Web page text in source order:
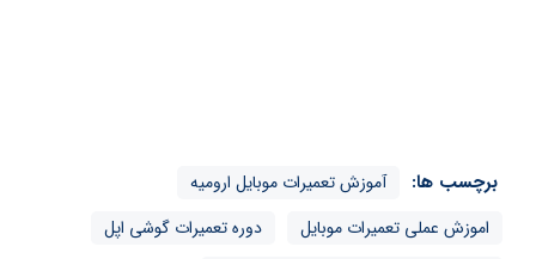
برچسب ها:
آموزش تعمیرات موبایل ارومیه
اموزش عملی تعمیرات موبایل
دوره تعمیرات گوشی اپل